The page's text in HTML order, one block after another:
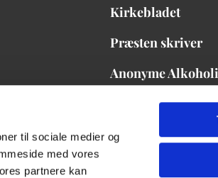
til sociale medier og
med vores
partnere kan
Kirkebladet
Præsten skriver
Anonyme